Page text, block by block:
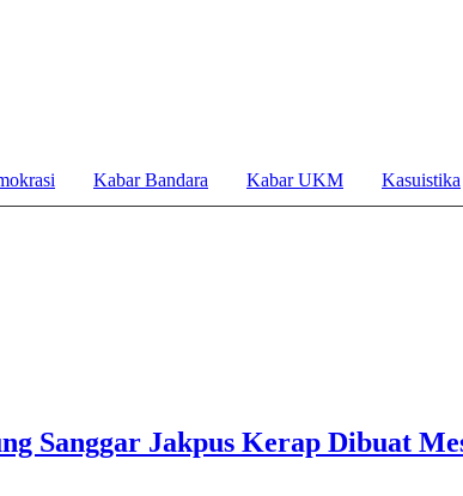
Kabar Bandara Kabar UKM Kasuistika
Sanggar Jakpus Kerap Dibuat